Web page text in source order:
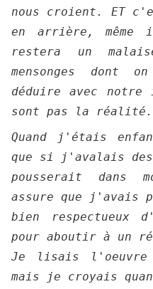
nous croient. ET
en arrière, même
restera un
mensonges dont
déduire avec notre
sont pas la réalité.
Quand j'étais
que si j'avalais
pousserait dans
assure que j'avais
bien respectueux
pour aboutir à un
Je lisais
mais je croyais